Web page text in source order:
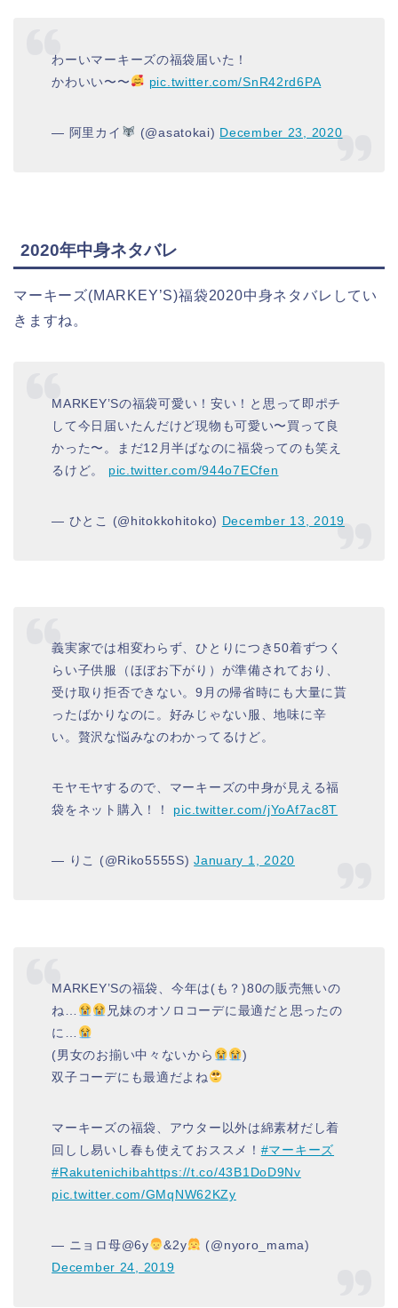
わーいマーキーズの福袋届いた！
かわいい〜〜
pic.twitter.com/SnR42rd6PA
— 阿里カイ (@asatokai) December 23, 2020
2020年中身ネタバレ
マーキーズ(MARKEY’S)福袋2020中身ネタバレしてい
きますね。
MARKEY’Sの福袋可愛い！安い！と思って即ポチ
して今日届いたんだけど現物も可愛い〜買って良
かった〜。まだ12月半ばなのに福袋ってのも笑え
るけど。 pic.twitter.com/944o7ECfen
— ひとこ (@hitokkohitoko) December 13, 2019
義実家では相変わらず、ひとりにつき50着ずつく
らい子供服（ほぼお下がり）が準備されており、
受け取り拒否できない。9月の帰省時にも大量に貰
ったばかりなのに。好みじゃない服、地味に辛
い。贅沢な悩みなのわかってるけど。
モヤモヤするので、マーキーズの中身が見える福
袋をネット購入！！ pic.twitter.com/jYoAf7ac8T
— りこ (@Riko5555S)January 1, 2020
MARKEY’Sの福袋、今年は(も？)80の販売無いの
ね…
兄妹のオソロコーデに最適だと思ったの
に…
(男女のお揃い中々ないから
)
双子コーデにも最適だよね
マーキーズの福袋、アウター以外は綿素材だし着
回しし易いし春も使えておススメ！ #マーキーズ
#Rakutenichibahttps://t.co/43B1DoD9Nv
pic.twitter.com/GMqNW62KZy
— ニョロ母@6y &2y
(@nyoro_mama)
December 24, 2019